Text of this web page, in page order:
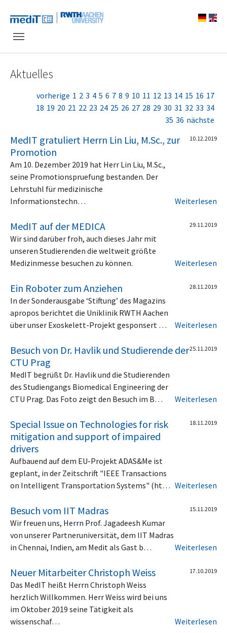
Aktuelles
vorherige 1 2 3 4 5 6 7 8 9 10 11 12 13 14 15 16 17
18 19 20 21 22 23 24 25 26 27 28 29 30 31 32 33 34
35 36 nächste
MedIT gratuliert Herrn Lin Liu, M.Sc., zur
Promotion
10.12.2019
Am 10. Dezember 2019 hat Herr Lin Liu, M.Sc.,
seine Promotionspruefung bestanden. Der
Lehrstuhl für medizinische
Informationstechn…
Weiterlesen
MedIT auf der MEDICA 29.11.2019
Wir sind darüber froh, auch dieses Jahr mit
unseren Studierenden die weltweit größte
Medizinmesse besuchen zu können.
Weiterlesen
Ein Roboter zum Anziehen 28.11.2019
In der Sonderausgabe ‘Stiftung’ des Magazins
apropos berichtet die Uniklinik RWTH Aachen
über unser Exoskelett-Projekt gesponsert …
Weiterlesen
Besuch von Dr. Havlik und Studierende der
CTU Prag
25.11.2019
MedIT begrüßt Dr. Havlik und die Studierenden
des Studiengangs Biomedical Engineering der
CTU Prag. Das Foto zeigt den Besuch im B…
Weiterlesen
Special Issue on Technologies for risk
mitigation and support of impaired
drivers
18.11.2019
Aufbauend auf dem EU-Projekt ADAS&Me ist
geplant, in der Zeitschrift "IEEE Transactions
on Intelligent Transportation Systems" (ht… Weiterlesen
Besuch vom IIT Madras 15.11.2019
Wir freuen uns, Herrn Prof. Jagadeesh Kumar
von unserer Partneruniversität, dem IIT Madras
in Chennai, Indien, am Medit als Gast b…
Weiterlesen
Neuer Mitarbeiter Christoph Weiss 17.10.2019
Das MedIT heißt Herrn Christoph Weiss
herzlich Willkommen. Herr Weiss wird bei uns
im Oktober 2019 seine Tätigkeit als
wissenschaf…
Weiterlesen